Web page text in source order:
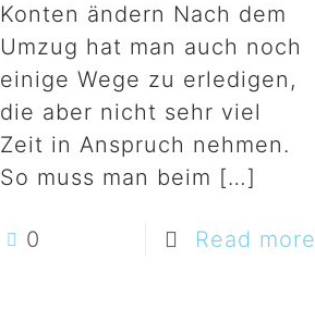
Konten ändern Nach dem
Umzug hat man auch noch
einige Wege zu erledigen,
die aber nicht sehr viel
Zeit in Anspruch nehmen.
So muss man beim […]
0 Read more